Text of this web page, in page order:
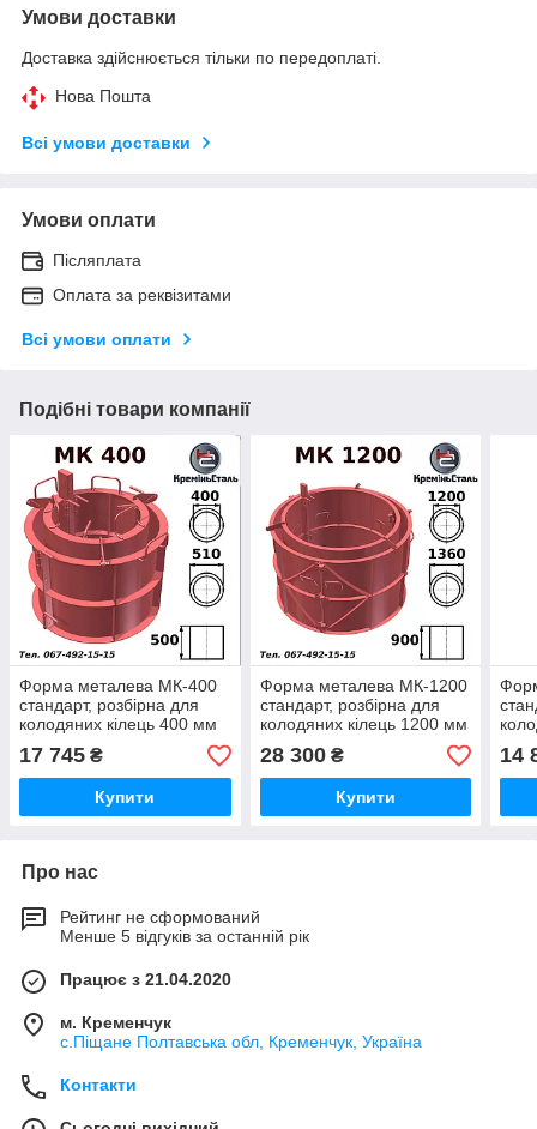
Умови доставки
Доставка здійснюється тільки по передоплаті.
Нова Пошта
Всі умови доставки
Умови оплати
Післяплата
Оплата за реквізитами
Всі умови оплати
Подібні товари компанії
Форма металева МК-400
стандарт, розбірна для
колодяних кілець 400 мм
17 745 ₴
Купити
Форма металева МК-1200
стандарт, розбірна для
колодяних кілець 1200 мм
28 300₴
Купити
14
Про нас
Рейтинг не сформований
Менше 5 відгуків за останній рік
Працює з 21.04.2020
м. Кременчук
с.Піщане Полтавська обл, Кременчук, Україна
Контакти